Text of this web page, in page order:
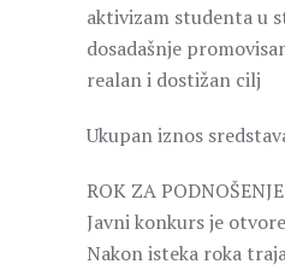
aktivizam studenta u
dosadašnje
realan i dostižan cilj
Ukupan iznos
ROK ZA
Javni konkurs je
Nakon isteka roka